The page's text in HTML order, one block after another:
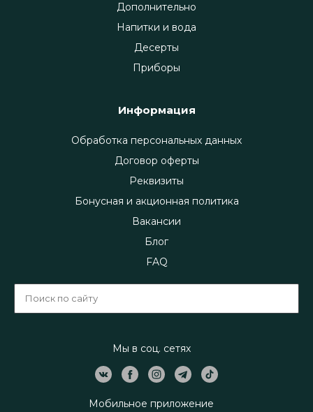
Дополнительно
Напитки и вода
Десерты
Приборы
Информация
Обработка персональных данных
Договор оферты
Реквизиты
Бонусная и акционная политика
Вакансии
Блог
FAQ
Мы в соц. сетях
Мобильное приложение